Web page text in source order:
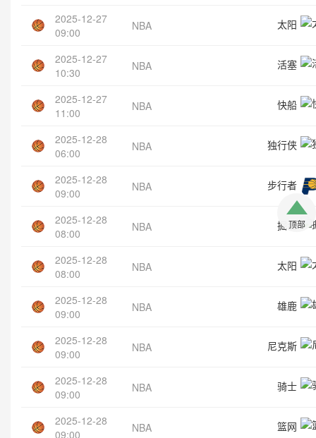
2025-12-27
09:00
NBA 太阳
2025-12-27
10:30
NBA 活塞
2025-12-27
11:00
NBA 快船
2025-12-28
06:00
NBA 独行侠
2025-12-28
09:00
NBA 步行者
2025-12-28
08:00
NBA 掘金
2025-12-28
08:00
NBA 太阳
2025-12-28
09:00
NBA 雄鹿
2025-12-28
09:00
NBA 尼克斯
2025-12-28
09:00
NBA 骑士
2025-12-28
09:00
NBA 篮网
顶部